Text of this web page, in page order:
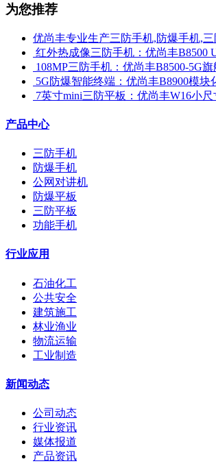
为您推荐
优尚丰专业生产三防手机,防爆手机,
红外热成像三防手机：优尚丰B8500
108MP三防手机：优尚丰B8500-5G
5G防爆智能终端：优尚丰B8900模
7英寸mini三防平板：优尚丰W16小
产品中心
三防手机
防爆手机
公网对讲机
防爆平板
三防平板
功能手机
行业应用
石油化工
公共安全
建筑施工
林业渔业
物流运输
工业制造
新闻动态
公司动态
行业资讯
媒体报道
产品资讯